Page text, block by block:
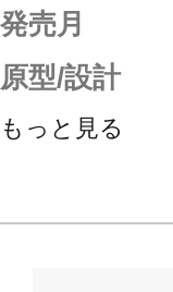
発売月
原型/設計
もっと見る